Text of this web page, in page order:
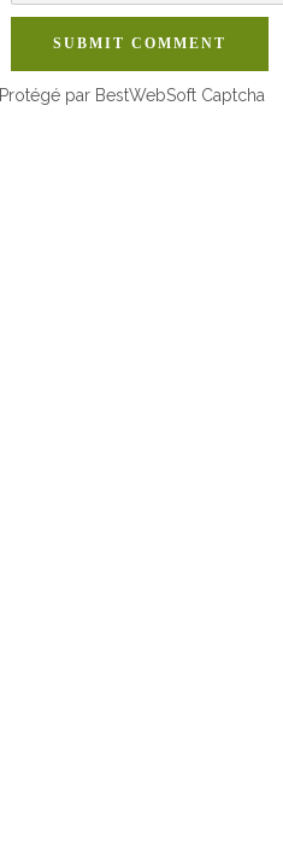
SUBMIT COMMENT
Protégé par BestWebSoft Captcha